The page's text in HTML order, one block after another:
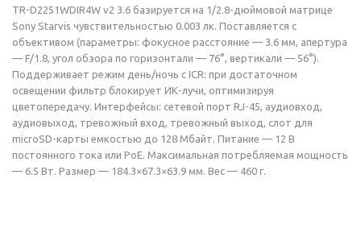
TR-D2251WDIR4W v2 3.6 базируется на 1/2.8-дюймовой матрице
Sony Starvis чувствительностью 0.003 лк. Поставляется с
объективом (параметры: фокусное расстояние — 3.6 мм, апертура
— F/1.8, угол обзора по горизонтали — 76°, вертикали — 56°).
Поддерживает режим день/ночь с ICR: при достаточном
освещении фильтр блокирует ИК-лучи, оптимизируя
цветопередачу. Интерфейсы: сетевой порт RJ-45, аудиовход,
аудиовыход, тревожный вход, тревожный выход, слот для
microSD-карты емкостью до 128 Мбайт. Питание — 12 В
постоянного тока или PoE. Максимальная потребляемая мощность
— 6.5 Вт. Размер — 184.3×67.3×63.9 мм. Вес — 460 г.